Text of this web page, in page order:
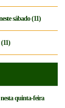
sábado (11)
nesta quinta-feira